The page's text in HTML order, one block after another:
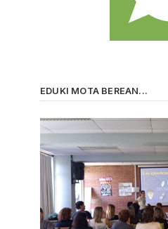
EDUKI MOTA BEREAN...